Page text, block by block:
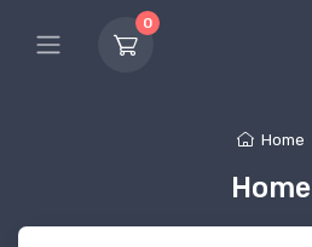
0
Home
Home